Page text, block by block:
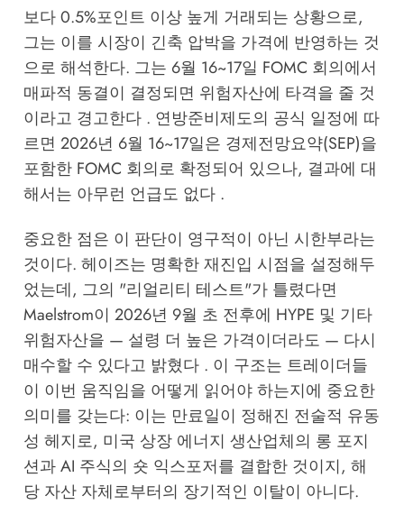
보다 0.5%포인트 이상 높게 거래되는 상황으로,
그는 이를 시장이 긴축 압박을 가격에 반영하는 것
으로 해석한다. 그는 6월 16~17일 FOMC 회의에서
매파적 동결이 결정되면 위험자산에 타격을 줄 것
이라고 경고한다 . 연방준비제도의 공식 일정에 따
르면 2026년 6월 16~17일은 경제전망요약(SEP)을
포함한 FOMC 회의로 확정되어 있으나, 결과에 대
해서는 아무런 언급도 없다 .
중요한 점은 이 판단이 영구적이 아닌 시한부라는
것이다. 헤이즈는 명확한 재진입 시점을 설정해두
었는데, 그의 "리얼리티 테스트"가 틀렸다면
Maelstrom이 2026년 9월 초 전후에 HYPE 및 기타
위험자산을 — 설령 더 높은 가격이더라도 — 다시
매수할 수 있다고 밝혔다 . 이 구조는 트레이더들
이 이번 움직임을 어떻게 읽어야 하는지에 중요한
의미를 갖는다: 이는 만료일이 정해진 전술적 유동
성 헤지로, 미국 상장 에너지 생산업체의 롱 포지
션과 AI 주식의 숏 익스포저를 결합한 것이지, 해
당 자산 자체로부터의 장기적인 이탈이 아니다.